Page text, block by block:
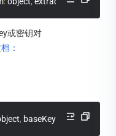
或密钥对
：
, baseKey CryptoKey